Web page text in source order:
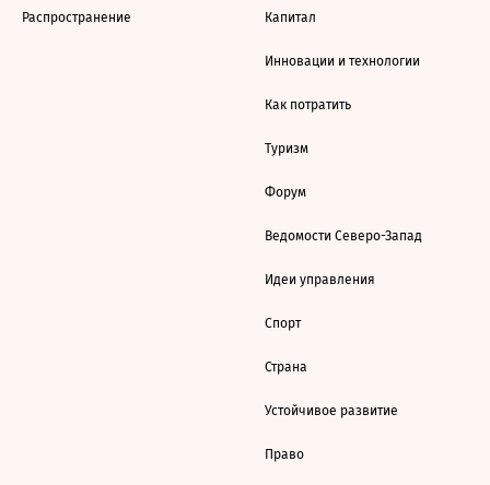
Распространение Капитал
Инновации и технологии
Как потратить
Туризм
Форум
Ведомости Северо-Запад
Идеи управления
Спорт
Страна
Устойчивое развитие
Право